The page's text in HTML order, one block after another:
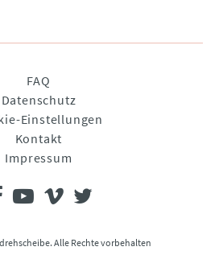
FAQ
Datenschutz
Einstellungen
Kontakt
Impressum
Alle Rechte vorbehalten